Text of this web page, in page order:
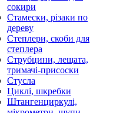
сокири
Стамески, різаки по
дереву
Степлери, скоби для
степлера
Струбцини, лещата,
тримачі-присоски
Стусла
Циклі, шкребки
Штангенциркулі,